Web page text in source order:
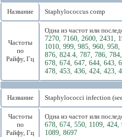
Название Staphylococcus comp
Частоты
по
Райфу, Гц
Одна из частот или
7270, 7160, 2600, 2431,
1010, 999, 985, 960,
876, 824.4, 787, 786,
678, 674, 647, 644, 643,
478, 453, 436, 424, 423,
Название Staphylococci infection
Частоты
по
Райфу, Гц
Одна из частот или
678, 674, 550, 1109,
1089, 8697